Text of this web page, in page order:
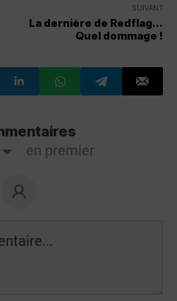
SUIVANT
La dernière de Redflag...
Quel dommage !
en premier